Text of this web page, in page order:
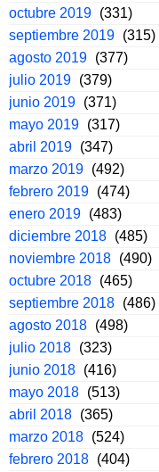
octubre 2019 (331)
septiembre 2019 (315)
agosto 2019 (377)
julio 2019 (379)
junio 2019 (371)
mayo 2019 (317)
abril 2019 (347)
marzo 2019 (492)
febrero 2019 (474)
enero 2019 (483)
diciembre 2018 (485)
noviembre 2018 (490)
octubre 2018 (465)
septiembre 2018 (486)
agosto 2018 (498)
julio 2018 (323)
junio 2018 (416)
mayo 2018 (513)
abril 2018 (365)
marzo 2018 (524)
febrero 2018 (404)